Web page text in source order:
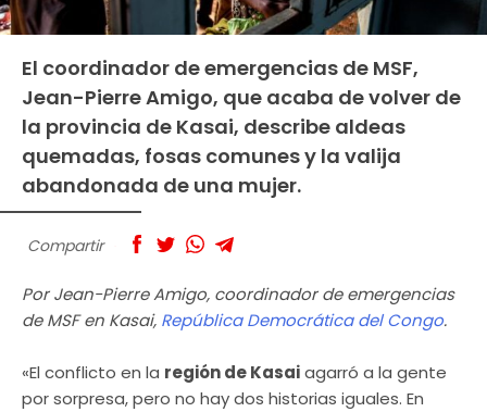
El coordinador de emergencias de MSF,
Jean-Pierre Amigo, que acaba de volver de
la provincia de Kasai, describe aldeas
quemadas, fosas comunes y la valija
abandonada de una mujer.
Compartir
Por Jean-Pierre Amigo, coordinador de emergencias
de MSF en Kasai, República Democrática del Congo.
«El conflicto en la región de Kasaiagarró a la gente
por sorpresa, pero no hay dos historias iguales. En